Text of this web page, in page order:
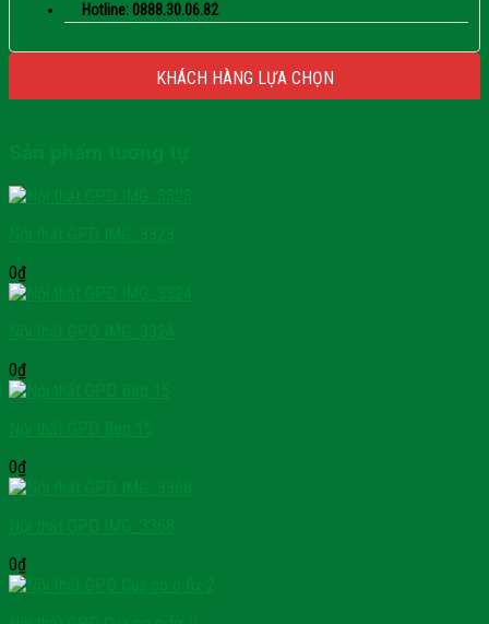
Hotline: 0888.30.06.82
KHÁCH HÀNG LỰA CHỌN
0₫
0₫
0₫
0₫